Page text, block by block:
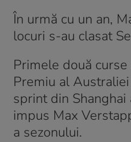
În urmă cu un an,
locuri s-au clasat
Primele două
Premiu al
sprint din
impus Max
a sezonului.